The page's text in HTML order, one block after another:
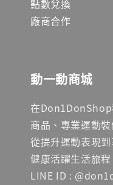
點數兌換
廠商合作
動一動商城
在Don1DonShop
商品、專業運動
從提升運動表現
健康活躍生活旅程
LINE ID :